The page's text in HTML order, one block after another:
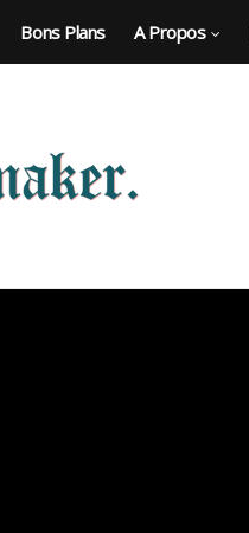
Bons Plans A Propos